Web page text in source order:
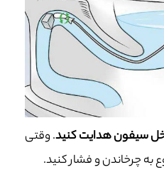
سیفون هدایت کنید. وقتی
چرخاندن و فشار کنید.